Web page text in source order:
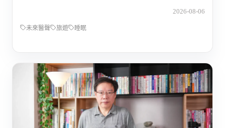
2026-08-06
未來醫聲 旅遊 睡眠